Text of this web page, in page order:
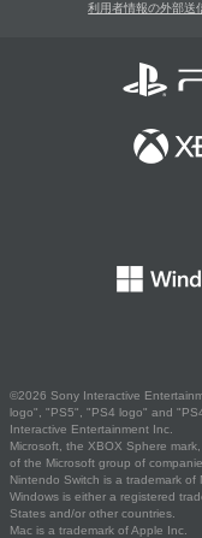
利用者情報の外部送
©2026 Sony Interactive
logo", "PS5", "PS4 logo" and
Interactive Entertainment Inc.
Microsoft, the XBOX Sphere
of the Microsoft group of
Nintendo Switch is a trademark of
Windows is either a registered
States and/or other countries.
Mac is a trademark of Apple Inc.